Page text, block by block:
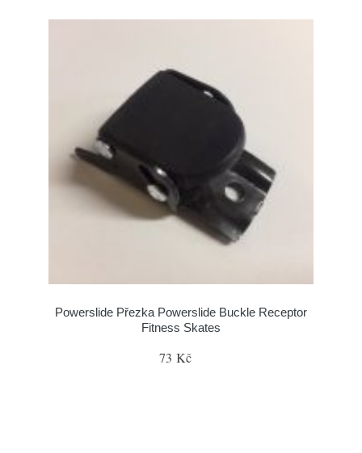
Powerslide Přezka Powerslide Buckle Receptor
Fitness Skates
73 Kč